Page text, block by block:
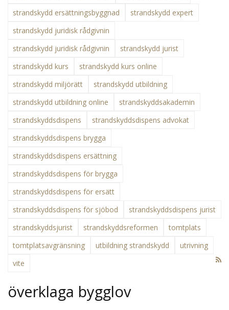
strandskydd ersättningsbyggnad
strandskydd expert
strandskydd juridisk rådgivnin
strandskydd juridisk rådgivnin
strandskydd jurist
strandskydd kurs
strandskydd kurs online
strandskydd miljörätt
strandskydd utbildning
strandskydd utbildning online
strandskyddsakademin
strandskyddsdispens
strandskyddsdispens advokat
strandskyddsdispens brygga
strandskyddsdispens ersättning
strandskyddsdispens för brygga
strandskyddsdispens för ersätt
strandskyddsdispens för sjöbod
strandskyddsdispens jurist
strandskyddsjurist
strandskyddsreformen
tomtplats
tomtplatsavgränsning
utbildning strandskydd
utrivning
vite
överklaga bygglov